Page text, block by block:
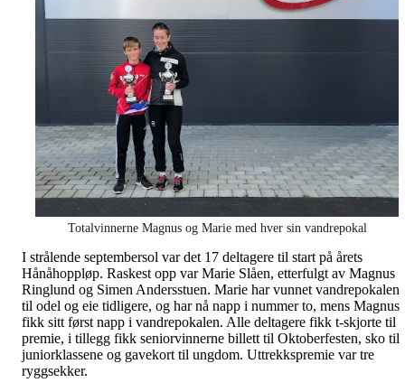
Totalvinnerne Magnus og Marie med hver sin vandrepokal
I strålende septembersol var det 17 deltagere til start på årets
Hånåhoppløp. Raskest opp var Marie Slåen, etterfulgt av Magnus
Ringlund og Simen Andersstuen. Marie har vunnet vandrepokalen
til odel og eie tidligere, og har nå napp i nummer to, mens Magnus
fikk sitt først napp i vandrepokalen. Alle deltagere fikk t-skjorte til
premie, i tillegg fikk seniorvinnerne billett til Oktoberfesten, sko til
juniorklassene og gavekort til ungdom. Uttrekkspremie var tre
ryggsekker.